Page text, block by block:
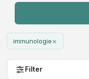
immunologie×
Filter